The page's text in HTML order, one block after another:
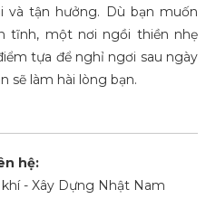
và tận hưởng. Dù bạn muốn
tĩnh, một nơi ngồi thiền nhẹ
tựa để nghỉ ngơi sau ngày
sẽ làm hài lòng bạn.
hệ:
- Xây Dựng Nhật Nam